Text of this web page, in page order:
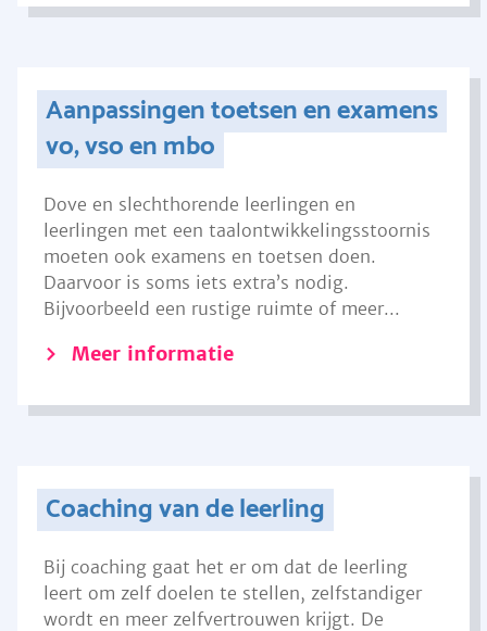
Aanpassingen toetsen en examens
vo, vso en mbo
Dove en slechthorende leerlingen en
leerlingen met een taalontwikkelingsstoornis
moeten ook examens en toetsen doen.
Daarvoor is soms iets extra’s nodig.
Bijvoorbeeld een rustige ruimte of meer...
Meer informatie
Coaching van de leerling
Bij coaching gaat het er om dat de leerling
leert om zelf doelen te stellen, zelfstandiger
wordt en meer zelfvertrouwen krijgt. De